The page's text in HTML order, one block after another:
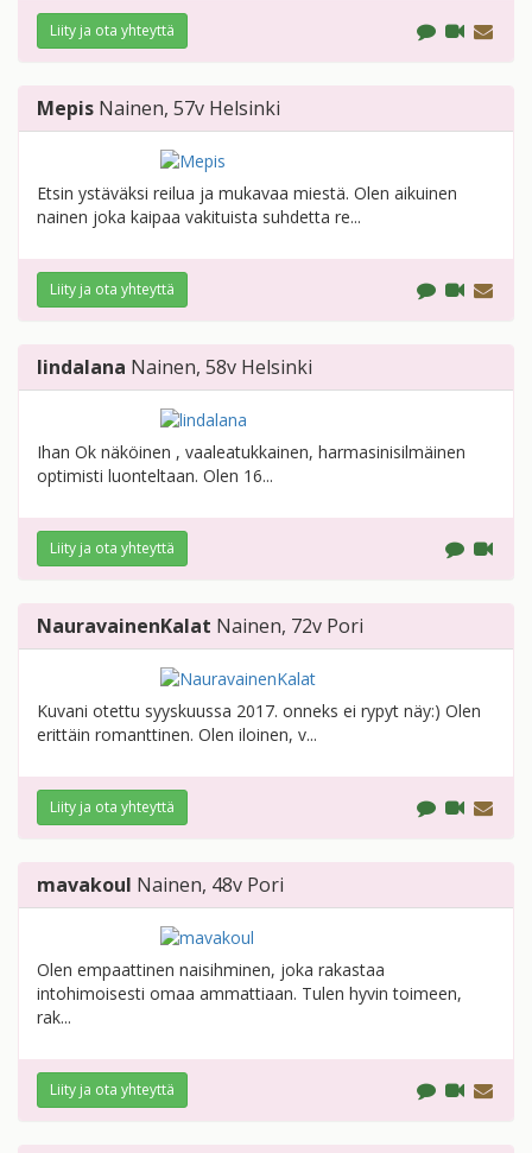
Liity ja ota yhteyttä
Mepis Nainen, 57v Helsinki
Etsin ystäväksi reilua ja mukavaa miestä. Olen aikuinen
nainen joka kaipaa vakituista suhdetta re...
Liity ja ota yhteyttä
lindalana Nainen, 58v Helsinki
Ihan Ok näköinen , vaaleatukkainen, harmasinisilmäinen
optimisti luonteltaan. Olen 16...
Liity ja ota yhteyttä
NauravainenKalat Nainen, 72v Pori
Kuvani otettu syyskuussa 2017. onneks ei rypyt näy:) Olen
erittäin romanttinen. Olen iloinen, v...
Liity ja ota yhteyttä
mavakoul Nainen, 48v Pori
Olen empaattinen naisihminen, joka rakastaa
intohimoisesti omaa ammattiaan. Tulen hyvin toimeen,
rak...
Liity ja ota yhteyttä